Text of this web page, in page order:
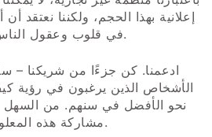
إعلانية بهذا الحجم، ولكننا نعتقد
في قلوب وعقول الناس في جميع أنحاء العالم.
ادعمنا. كن جزءًا من شريكنا –
الأشخاص الذين يرغبون في رؤية
نحو الأفضل في سنهم. من السهل
مشاركة هذه المعلومات مع أشخاص آخرين.